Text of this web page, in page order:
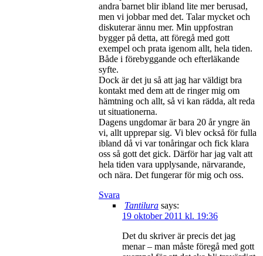
andra barnet blir ibland lite mer berusad,
men vi jobbar med det. Talar mycket och
diskuterar ännu mer. Min uppfostran
bygger på detta, att föregå med gott
exempel och prata igenom allt, hela tiden.
Både i förebyggande och efterläkande
syfte.
Dock är det ju så att jag har väldigt bra
kontakt med dem att de ringer mig om
hämtning och allt, så vi kan rädda, alt reda
ut situationerna.
Dagens ungdomar är bara 20 år yngre än
vi, allt upprepar sig. Vi blev också för fulla
ibland då vi var tonåringar och fick klara
oss så gott det gick. Därför har jag valt att
hela tiden vara upplysande, närvarande,
och nära. Det fungerar för mig och oss.
Svara
Tantilura says:
19 oktober 2011 kl. 19:36
Det du skriver är precis det jag
menar – man måste föregå med gott